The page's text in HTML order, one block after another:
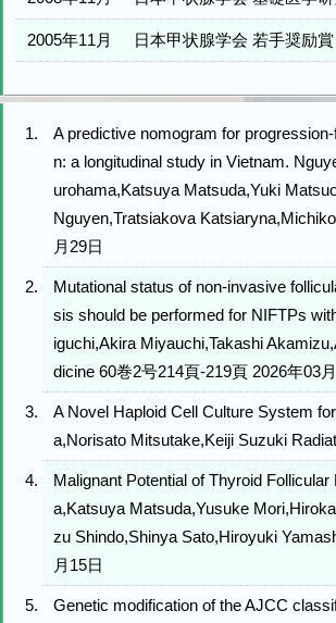
2005年11月 日本甲状腺学会 若手奨励賞
A predictive nomogram for
n: a longitudinal study in Vietnam.
urohama,Katsuya Matsuda,Yuki
Nguyen,Tratsiakova
月29日
Mutational status of non-invasive
sis should be performed for NIFTPs
iguchi,Akira Miyauchi,Takashi
dicine 60巻2号214頁-219頁 2026年03月
A Novel Haploid Cell Culture System
a,Norisato Mitsutake,Keiji Suzuki
Malignant Potential of Thyroid
a,Katsuya Matsuda,Yusuke
zu Shindo,Shinya Sato,Hiroyuki
月15日
Genetic modification of the AJCC